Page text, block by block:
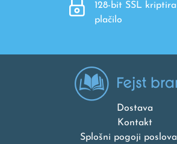
128-bit SSL
plačilo
Dostava
Kontakt
Splošni pogoji